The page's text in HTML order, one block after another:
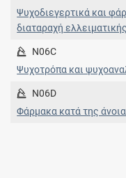
Ψυχοδιεγερτικά και
διαταραχή
N06C
Ψυχοτρόπα και
N06D
Φάρμακα κατά της